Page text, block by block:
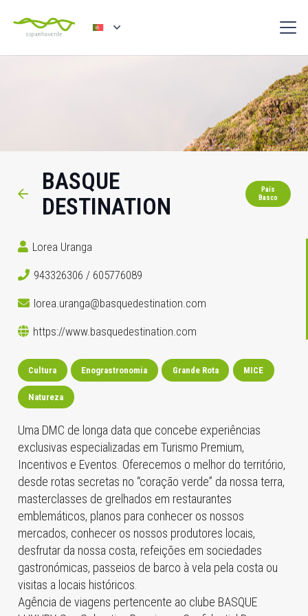
BASQUE
DESTINATION
País
Basco
Lorea Uranga
943326306 / 605776089
lorea.uranga@basquedestination.com
https://www.basquedestination.com
Cultura Enograstronomia Grande Rota MICE
Natureza
Uma DMC de longa data que concebe experiências
exclusivas especializadas em Turismo Premium,
Incentivos e Eventos. Oferecemos o melhor do território,
desde rotas secretas no “coração verde” da nossa terra,
masterclasses de grelhados em restaurantes
emblemáticos, planos para conhecer os nossos
mercados, conhecer os nossos produtores locais,
desfrutar da nossa costa, refeições em sociedades
gastronómicas, passeios de barco à vela pela costa ou
visitas a locais históricos.
Agência de viagens pertencente ao clube BASQUE